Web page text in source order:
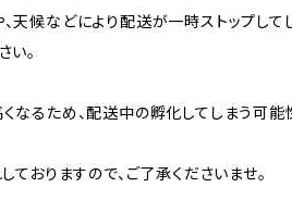
天候などにより配送が一時ストップし
い。
なるため、配送中の孵化してしまう可
おりますので、ご了承くださいませ。